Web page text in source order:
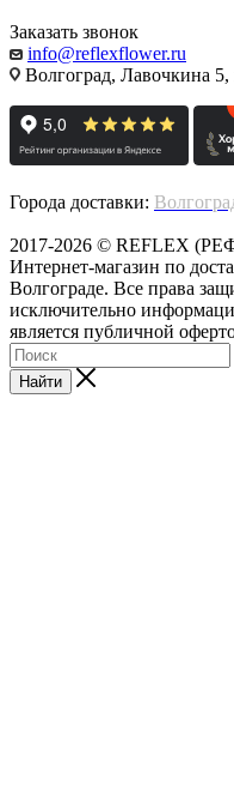
Заказать звонок
info@reflexflower.ru
Волгоград, Лавочкина
Города доставки:
2017-2026 © REFLEX
Интернет-магазин по
Волгограде. Все права
исключительно
является публичной
Найти